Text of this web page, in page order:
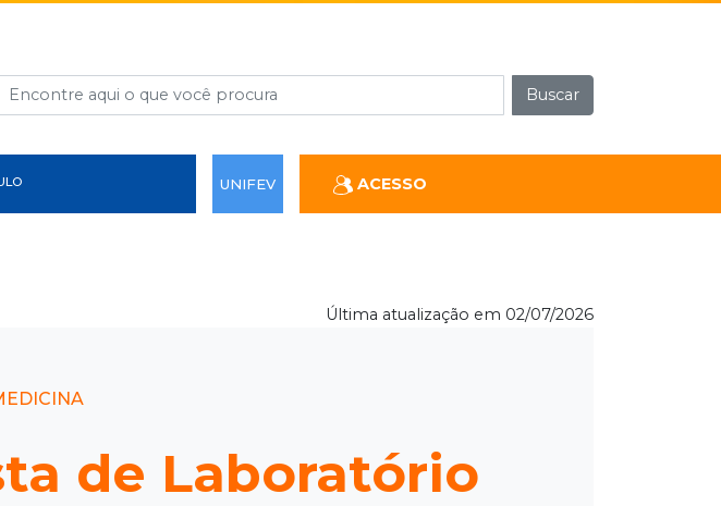
Buscar
UNIFEV ACESSO
Última atualização em 02/07/2026
de Laboratório